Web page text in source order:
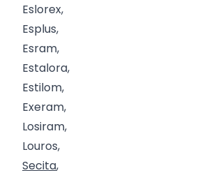
Eslorex,
Esplus,
Esram,
Estalora,
Estilom,
Exeram,
Losiram,
Louros,
Secita,